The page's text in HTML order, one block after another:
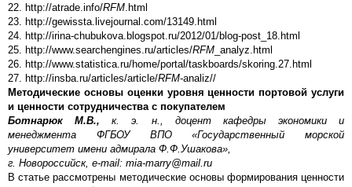
22. http://atrade.info/RFM .html
23. http://gewissta.livejournal.com/13149.html
24. http://irina-chubukova.blogspot.ru/2012/01/blog-post_18.html
25. http://www.searchengines.ru/articles/RFM _analyz.html
26. http://www.statistica.ru/home/portal/taskboards/skoring.27.html
27. http://insba.ru/articles/article/RFM-analiz//
Методические основы оценки уровня ценности портовой услуги
и ценности сотрудничества с покупателем
Ботнарюк М.В.,к. э. н., доцент кафедры экономики и
менеджмента ФГБОУ ВПО «Государственный морской
университет имени адмирала Ф.Ф.Ушакова»,
г. Новороссийск, e-mail: mia-marry@mail.ru
В статье рассмотрены методические основы формирования ценности